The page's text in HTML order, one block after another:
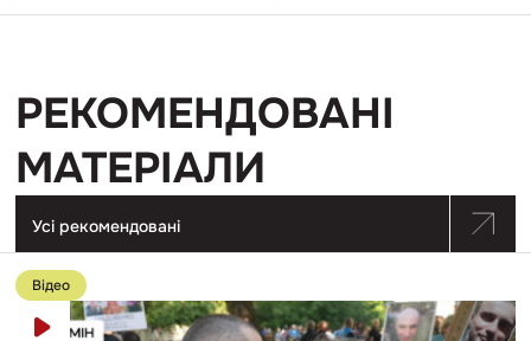
РЕКОМЕНДОВАНІ
МАТЕРІАЛИ
Усі рекомендовані
Перейти
до
публікації
«Мені
Відео